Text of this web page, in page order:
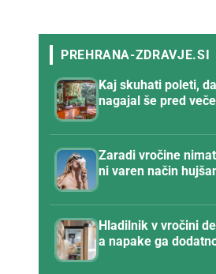
Kaj skuhati poleti,
nagajal še pred
Zaradi vročine
ni varen način
Hladilnik v vročini
a napake ga